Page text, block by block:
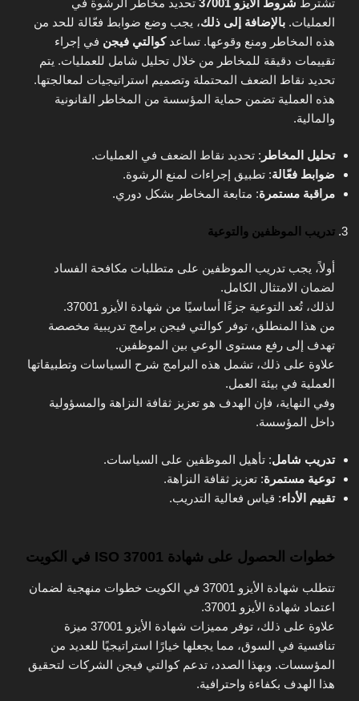
تشترط شروط الأيزو 37001
تحديد مخاطر الرشوة في
العمليات. بالإضافة إلى ذلك، يجب وضع ضوابط فعّالة للحد من
هذه المخاطر ومنع وقوعها. تساعدكوالتي فيجن في إجراء
تقييمات دقيقة للمخاطر من خلال تحليل شامل للعمليات. يتم
تحديد نقاط الضعف المحتملة وتصميم استراتيجيات لمعالجتها.
هذه العملية تضمن حماية المؤسسة من المخاطر القانونية
والمالية.
تحليل المخاطر : تحديد نقاط الضعف في العمليات.
ضوابط فعّالة: تطبيق إجراءات لمنع الرشوة.
مراقبة مستمرة: متابعة المخاطر بشكل دوري.
تدريب الموظفين والتوعية
أولاً، يجب تدريب الموظفين على متطلبات مكافحة الفساد
لضمان الامتثال الكامل.
لذلك، تُعد التوعية جزءًا أساسيًا من شهادة الأيزو 37001.
من هذا المنطلق، توفر كوالتي فيجن برامج تدريبية مخصصة
تهدف إلى رفع مستوى الوعي بين الموظفين.
علاوة على ذلك، تشمل هذه البرامج شرح السياسات وتطبيقاتها
العملية في بيئة العمل.
وفي النهاية، فإن الهدف هو تعزيز ثقافة النزاهة والمسؤولية
داخل المؤسسة.
تدريب شامل: تأهيل الموظفين على السياسات.
توعية مستمرة: تعزيز ثقافة النزاهة.
تقييم الأداء: قياس فعالية التدريب.
خطوات الحصول على شهادة ISO 37001 في الكويت
تتطلب شهادة الأيزو 37001 في الكويت خطوات منهجية لضمان
اعتماد شهادة الأيزو 37001.
علاوة على ذلك، توفر مميزات شهادة الأيزو 37001 ميزة
تنافسية في السوق، مما يجعلها خيارًا استراتيجيًا للعديد من
المؤسسات. وبهذا الصدد، تدعم كوالتي فيجن الشركات لتحقيق
هذا الهدف بكفاءة واحترافية.